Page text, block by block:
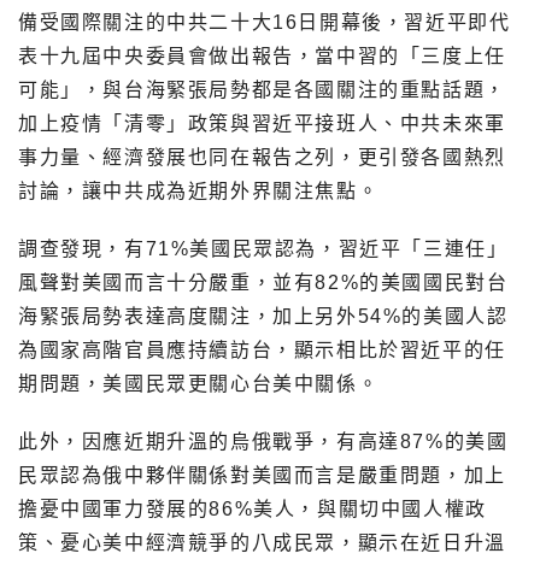
備受國際關注的中共二十大16日開幕後，習近平即代
表十九屆中央委員會做出報告，當中習的「三度上任
可能」，與台海緊張局勢都是各國關注的重點話題，
加上疫情「清零」政策與習近平接班人、中共未來軍
事力量、經濟發展也同在報告之列，更引發各國熱烈
討論，讓中共成為近期外界關注焦點。
調查發現，有71%美國民眾認為，習近平「三連任」
風聲對美國而言十分嚴重，並有82%的美國國民對台
海緊張局勢表達高度關注，加上另外54%的美國人認
為國家高階官員應持續訪台，顯示相比於習近平的任
期問題，美國民眾更關心台美中關係。
此外，因應近期升溫的烏俄戰爭，有高達87%的美國
民眾認為俄中夥伴關係對美國而言是嚴重問題，加上
擔憂中國軍力發展的86%美人，與關切中國人權政
策、憂心美中經濟競爭的八成民眾，顯示在近日升溫